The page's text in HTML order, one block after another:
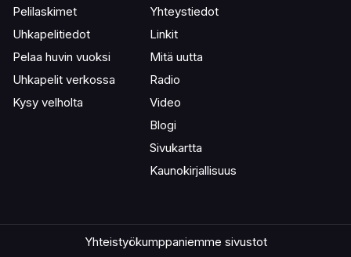
Pelilaskimet
Uhkapelitiedot
Pelaa huvin vuoksi
Uhkapelit verkossa
Kysy velholta
Yhteystiedot
Linkit
Mitä uutta
Radio
Video
Blogi
Sivukartta
Kaunokirjallisuus
Yhteistyökumppaniemme sivustot